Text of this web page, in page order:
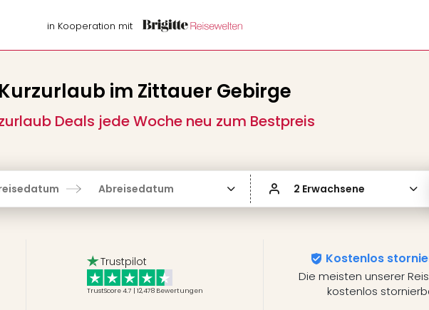
in Kooperation mit
Kurzurlaub im Zittauer Gebirge
Deals jede Woche neu zum Bestpreis
Abreisedatum 2 Erwachsene
Trustpilot
TrustScore 4.7 | 12,478 Bewertungen
Kostenlos
Die meisten unserer
kostenlos